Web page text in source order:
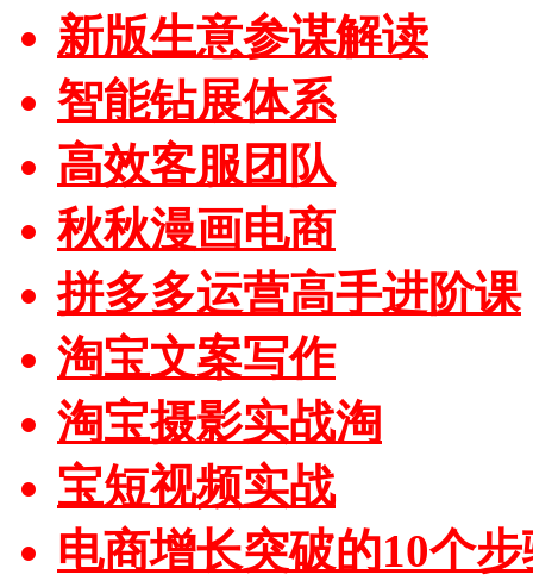
新版生意参谋解读
智能钻展体系
高效客服团队
秋秋漫画电商
拼多多运营高手进阶课
淘宝文案写作
淘宝摄影实战淘
宝短视频实战
电商增长突破的10个